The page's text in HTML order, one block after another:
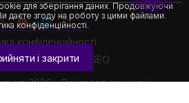
для зберігання даних. Продовжуючи
даєте згоду на роботу з цими файлами.
конфіденційності.
і закрити
2026 - Всі права захищені
конфіденційності
Академією SEO